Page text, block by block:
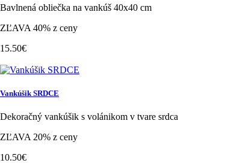
Bavlnená obliečka na vankúš 40x40 cm
ZĽAVA 40% z ceny
15.50€
Vankúšik SRDCE
Dekoračný vankúšik s volánikom v tvare srdca
ZĽAVA 20% z ceny
10.50€